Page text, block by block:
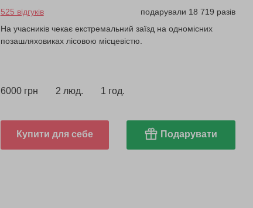
525 відгуків
подарували 18 719 разів
На учасників чекає екстремальний заїзд на одномісних
позашляховиках лісовою місцевістю.
6000 грн 2 люд. 1 год.
Купити для себе Подарувати